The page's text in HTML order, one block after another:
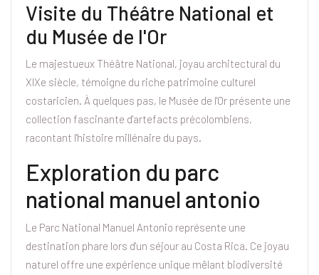
Visite du Théâtre National et
du Musée de l'Or
Le majestueux Théâtre National, joyau architectural du
XIXe siècle, témoigne du riche patrimoine culturel
costaricien. À quelques pas, le Musée de l'Or présente une
collection fascinante d'artefacts précolombiens,
racontant l'histoire millénaire du pays.
Exploration du parc
national manuel antonio
Le Parc National Manuel Antonio représente une
destination phare lors d'un séjour au Costa Rica. Ce joyau
naturel offre une expérience unique mêlant biodiversité